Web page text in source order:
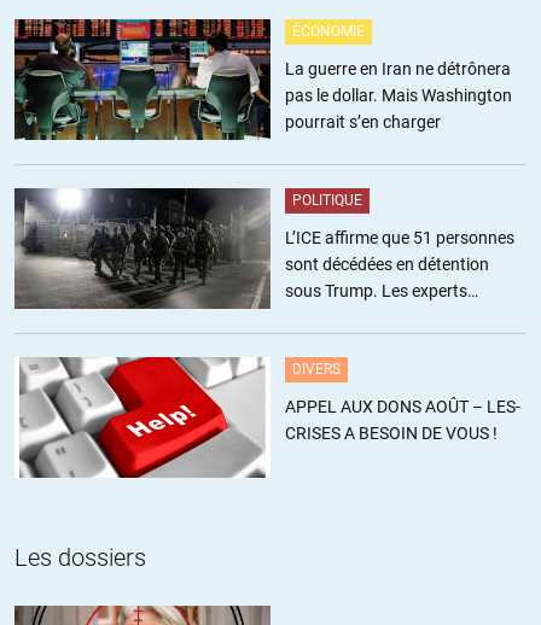
ÉCONOMIE
La guerre en Iran ne détrônera
pas le dollar. Mais Washington
pourrait s’en charger
POLITIQUE
L’ICE affirme que 51 personnes
sont décédées en détention
sous Trump. Les experts
DIVERS
APPEL AUX DONS AOÛT – LES-
CRISES A BESOIN DE VOUS !
Les dossiers